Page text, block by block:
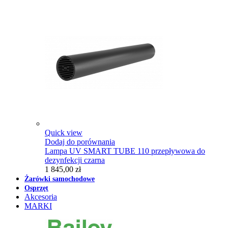
Quick view
Dodaj do porównania
Lampa UV SMART TUBE 110 przepływowa do
dezynfekcji czarna
1 845,00 zł
Żarówki samochodowe
Osprzęt
Akcesoria
MARKI